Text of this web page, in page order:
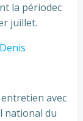
la périodec
juillet.
entretien avec
national du